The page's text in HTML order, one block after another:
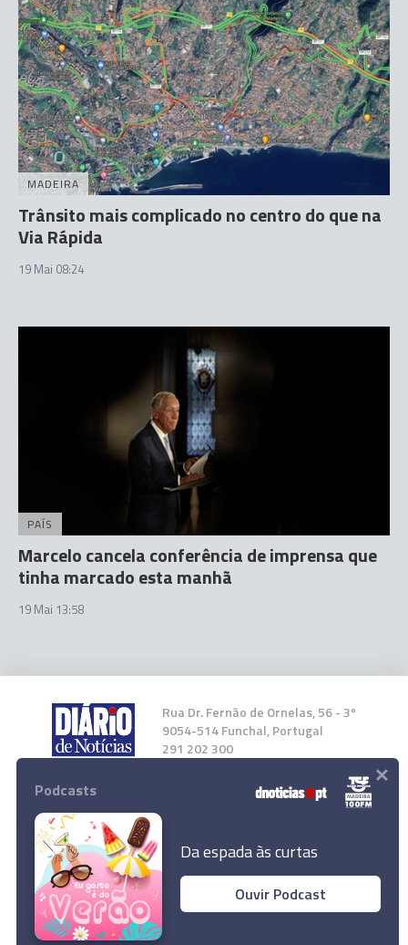
Trânsito tranquilo mas já com volume
MADEIRA
Trânsito mais complicado no centro do que na
Via Rápida
19 Mai 08:24
PAÍS
Marcelo cancela conferência de imprensa que
tinha marcado esta manhã
19 Mai 13:58
Rua Dr. Fernão de Ornelas, 56 - 3º
9054-514 Funchal, Portugal
291 202 300
Instale a nossa App
© 2023 Empresa Diário de Notícias, Lda.
Todos os direitos reservados.
Podcasts
Da espada às curtas
Ouvir Podcast
×